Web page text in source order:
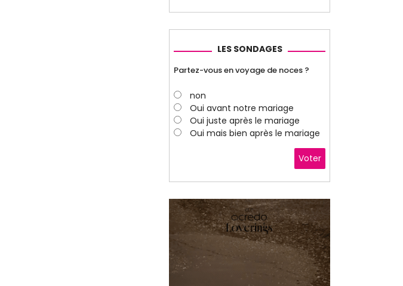
LES SONDAGES
Partez-vous en voyage de noces ?
non
Oui avant notre mariage
Oui juste après le mariage
Oui mais bien après le mariage
Voter